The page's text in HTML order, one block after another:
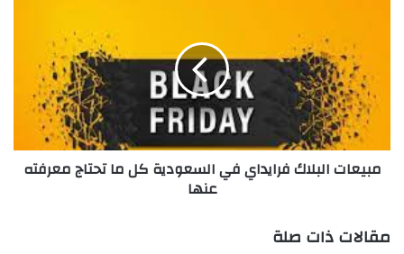
السعودية
تحتاج
معرفته
عنها
مبيعات البلاك فرايداي في السعودية كل ما تحتاج معرفته
عنها
مقالات ذات صلة